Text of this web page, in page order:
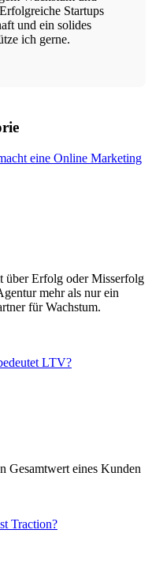
Startups
und ein solides
ich gerne.
eine Online Marketing
über Erfolg oder Misserfolg
mehr als nur ein
für Wachstum.
LTV?
Gesamtwert eines Kunden
Traction?